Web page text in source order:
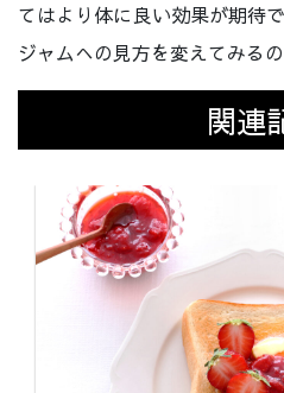
てはより体に良い効果が期待
ジャムへの見方を変えてみる
関連